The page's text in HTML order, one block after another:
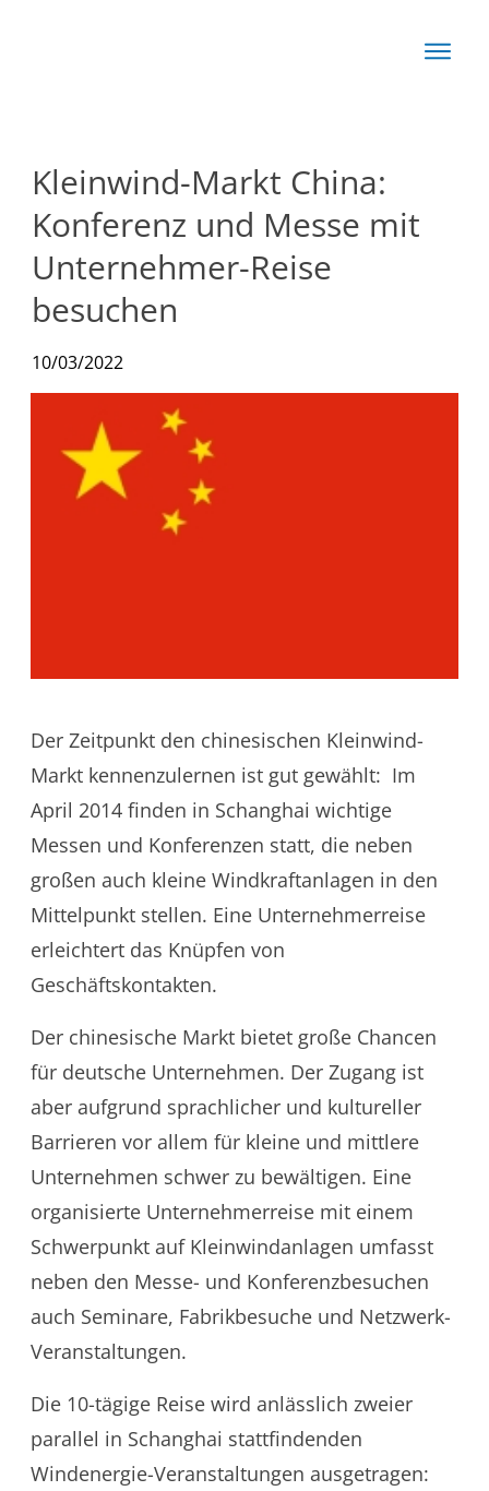
Kleinwind-Markt China:
Konferenz und Messe mit
Unternehmer-Reise
besuchen
10/03/2022
Der Zeitpunkt den chinesischen Kleinwind-
Markt kennenzulernen ist gut gewählt: Im
April 2014 finden in Schanghai wichtige
Messen und Konferenzen statt, die neben
großen auch kleine Windkraftanlagen in den
Mittelpunkt stellen. Eine Unternehmerreise
erleichtert das Knüpfen von
Geschäftskontakten.
Der chinesische Markt bietet große Chancen
für deutsche Unternehmen. Der Zugang ist
aber aufgrund sprachlicher und kultureller
Barrieren vor allem für kleine und mittlere
Unternehmen schwer zu bewältigen. Eine
organisierte Unternehmerreise mit einem
Schwerpunkt auf Kleinwindanlagen umfasst
neben den Messe- und Konferenzbesuchen
auch Seminare, Fabrikbesuche und Netzwerk-
Veranstaltungen.
Die 10-tägige Reise wird anlässlich zweier
parallel in Schanghai stattfindenden
Windenergie-Veranstaltungen ausgetragen: